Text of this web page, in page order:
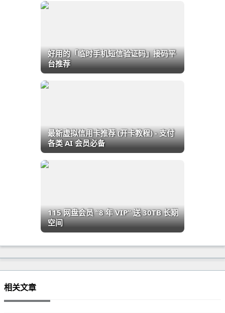
好用的「临时手机短信验证码」接码平
台推荐
最新虚拟信用卡推荐 (开卡教程) - 支付
各类 AI 会员必备
115 网盘会员 “8 年 VIP” 送 30TB 长期
空间
相关文章